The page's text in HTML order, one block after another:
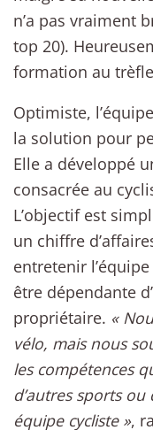
n’a pas vraiment
top 20).
formation au
Optimiste,
la solution pour
Elle a développé
consacrée au
L’objectif est
un chiffre
entretenir
être dépendante
propriétaire. «
vélo, mais nous
les compétences
d’autres sports
équipe cycliste »,